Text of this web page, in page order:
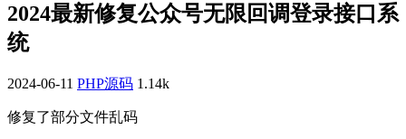
2024最新修复公众号无限回调登录接口系
统
2024-06-11 PHP源码 1.14k
修复了部分文件乱码